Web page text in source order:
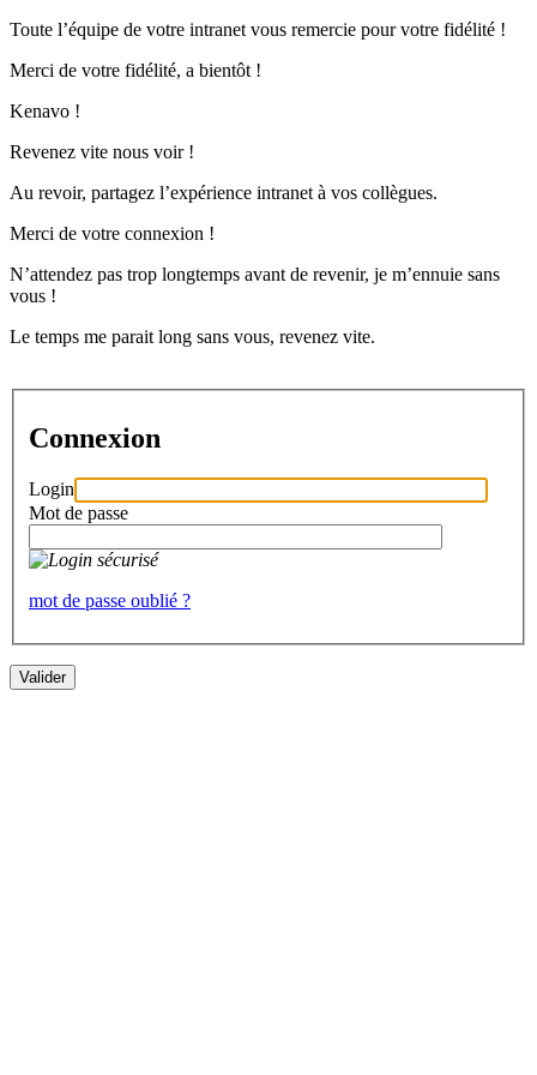
Toute l’équipe de votre intranet vous remercie pour votre fidélité !
Merci de votre fidélité, a bientôt !
Kenavo !
Revenez vite nous voir !
Au revoir, partagez l’expérience intranet à vos collègues.
Merci de votre connexion !
N’attendez pas trop longtemps avant de revenir, je m’ennuie sans
vous !
Le temps me parait long sans vous, revenez vite.
Connexion
Login
Mot de passe
mot de passe oublié ?